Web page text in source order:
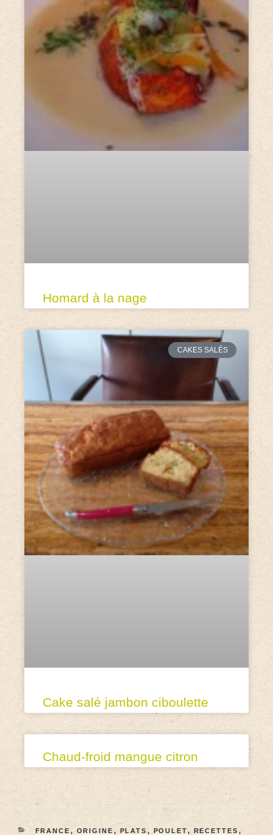
Homard à la nage
CAKES SALÉS
Cake salé jambon ciboulette
Chaud-froid mangue citron
FRANCE , ORIGINE , PLATS , POULET, RECETTES ,